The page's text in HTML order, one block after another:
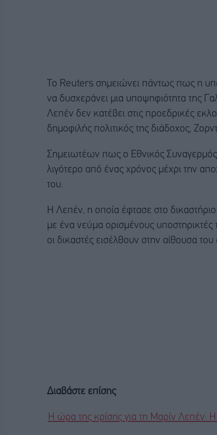
Το Reuters σημειώνει πάντως πως η
να δυσχεράνει μια υποψηφιότητα της
Λεπέν δεν κατέβει στις προεδρικές
δημοφιλής πολιτικός της διάδοχος,
Σημειωτέων πως ο Εθνικός Συναγερμός
λιγότερο από ένας χρόνος μέχρι την
του.
Η Λεπέν, η οποία έφτασε στο
με ένα νεύμα ορισμένους υποστηρικτές
οι δικαστές εισέλθουν στην αίθουσα του
Διαβάστε επίσης
Η ώρα της κρίσης για τη Μαρίν Λεπέν: